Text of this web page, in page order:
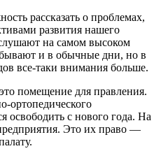
рассказать о проблемах,
развития нашего
на самом высоком
и в обычные дни, но в
все-таки внимания больше.
помещение для правления.
ортопедического
освободить с нового года. На
Это их право —